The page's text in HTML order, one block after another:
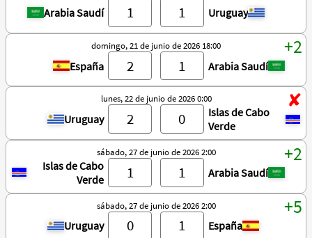
Arabia Saudí Uruguay
domingo, 21 de junio de 2026 18:00
España Arabia Saudí
lunes, 22 de junio de 2026 0:00
Uruguay
Islas de Cabo
Verde
sábado, 27 de junio de 2026 2:00
Islas de Cabo
Verde
Arabia Saudí
sábado, 27 de junio de 2026 2:00
Uruguay
España